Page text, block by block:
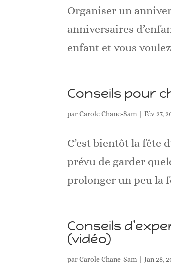
Organiser un
anniversaires
enfant et vous
Conseils pour
parCarole Chane-Sam |Fév 27,
C’est bientôt la fête
prévu de garder
prolonger un peu la
Conseils
(vidéo)
parCarole Chane-Sam |Jan 28,